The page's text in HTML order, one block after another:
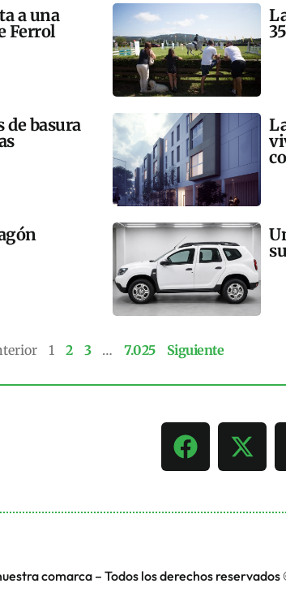
a una
Ferrol
de basura
1 2 3 … 7.025 Siguiente
comarca – Todos los derechos